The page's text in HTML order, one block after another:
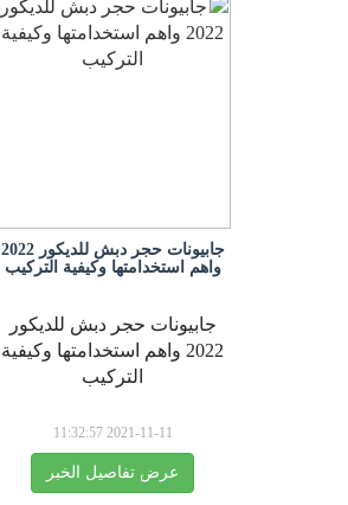
جابيونات حجر دبش للديكور 2022
واهم استخدامتها وكيفية التركيب
جابيونات حجر دبش للديكور
2022 واهم استخدامتها وكيفية
التركيب
2021-11-11 11:32:57
عرض تفاصيل الخبر